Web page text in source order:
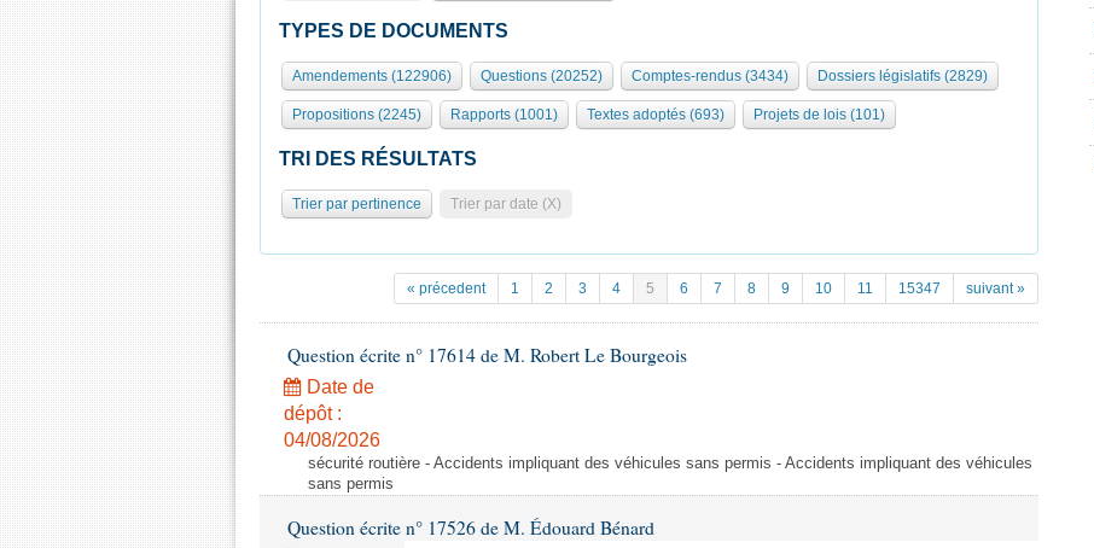
TYPES DE DOCUMENTS
Amendements (122906) Questions (20252) Comptes-rendus (3434) Dossiers législatifs (2829)
Propositions (2245) Rapports (1001) Textes adoptés (693) Projets de lois (101)
TRI DES RÉSULTATS
Trier par pertinence Trier par date (X)
« précedent 1 2 3 4 5 6 7 8 9 10 11 15347 suivant »
Question écrite n° 17614 de M. Robert Le Bourgeois
Date de
dépôt :
04/08/2026
sécurité routière - Accidents impliquant des véhicules sans permis - Accidents impliquant des véhicules
sans permis
Question écrite n° 17526 de M. Édouard Bénard